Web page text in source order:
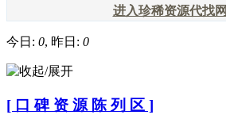
进入珍稀资源代找网
今日: 0, 昨日: 0
[ 口 碑 资 源 陈 列 区 ]